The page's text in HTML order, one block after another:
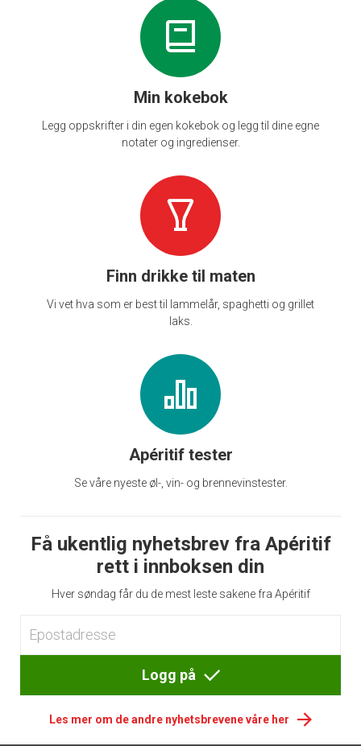
Min kokebok
Legg oppskrifter i din egen kokebok og legg til dine egne
notater og ingredienser.
Finn drikke til maten
Vi vet hva som er best til lammelår, spaghetti og grillet
laks.
Apéritif tester
Se våre nyeste øl-, vin- og brennevinstester.
Få ukentlig nyhetsbrev fra Apéritif
rett i innboksen din
Hver søndag får du de mest leste sakene fra Apéritif
Logg på
Les mer om de andre nyhetsbrevene våre her